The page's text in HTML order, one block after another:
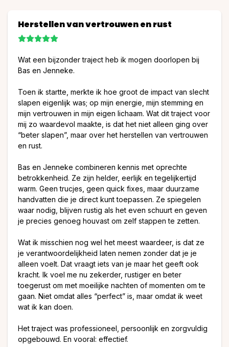
Herstellen van vertrouwen en rust
Wat een bijzonder traject heb ik mogen doorlopen bij
Bas en Jenneke.
Toen ik startte, merkte ik hoe groot de impact van slecht
slapen eigenlijk was; op mijn energie, mijn stemming en
mijn vertrouwen in mijn eigen lichaam. Wat dit traject voor
mij zo waardevol maakte, is dat het niet alleen ging over
“beter slapen”, maar over het herstellen van vertrouwen
en rust.
Bas en Jenneke combineren kennis met oprechte
betrokkenheid. Ze zijn helder, eerlijk en tegelijkertijd
warm. Geen trucjes, geen quick fixes, maar duurzame
handvatten die je direct kunt toepassen. Ze spiegelen
waar nodig, blijven rustig als het even schuurt en geven
je precies genoeg houvast om zelf stappen te zetten.
Wat ik misschien nog wel het meest waardeer, is dat ze
je verantwoordelijkheid laten nemen zonder dat je je
alleen voelt. Dat vraagt iets van je maar het geeft ook
kracht. Ik voel me nu zekerder, rustiger en beter
toegerust om met moeilijke nachten of momenten om te
gaan. Niet omdat alles “perfect” is, maar omdat ik weet
wat ik kan doen.
Het traject was professioneel, persoonlijk en zorgvuldig
opgebouwd. En vooral: effectief.